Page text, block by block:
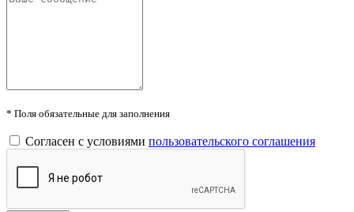
* Поля обязательные для заполнения
Согласен с условиями пользовательского соглашения